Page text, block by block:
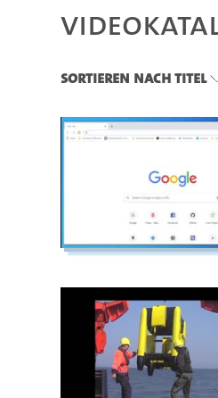
Sortieren nach Titel